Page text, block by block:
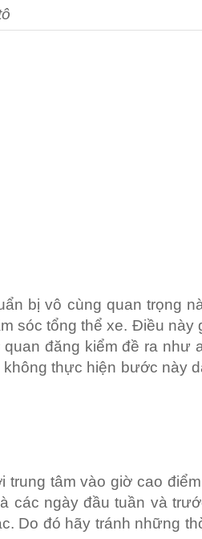
bị vô cùng quan trọng
sóc tổng thể xe. Điều này
đăng kiểm đề ra như
thực hiện bước này
trung tâm vào giờ cao
các ngày đầu tuần và
Do đó hãy tránh những